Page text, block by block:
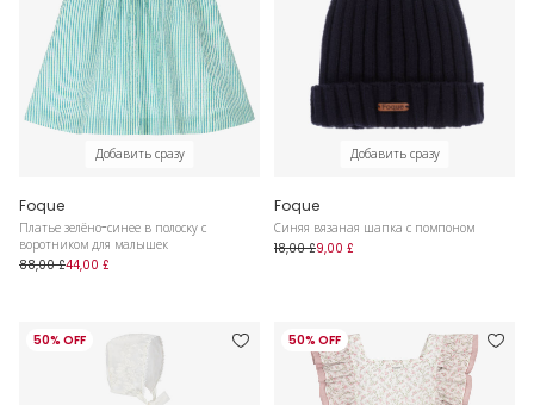
Добавить сразу
Foque
Платье зелёно-синее в полоску с
воротником для малышек
88,00 £44,00 £
Добавить сразу
Foque
Синяя вязаная шапка с помпоном
18,00 £9,00 £
50% OFF 50% OFF